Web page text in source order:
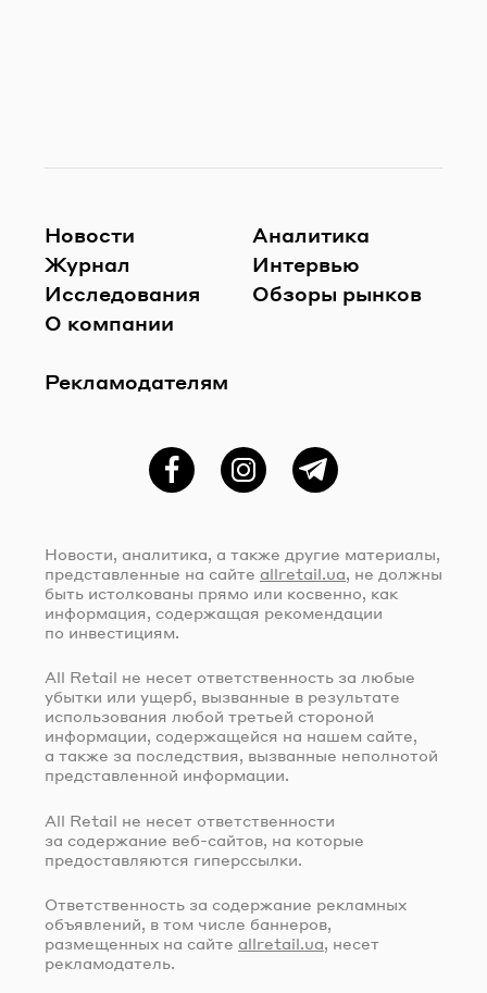
Новости
Журнал
Исследования
О компании
Рекламодателям
Аналитика
Интервью
Обзоры рынков
ФейсбукInstagramTelegram
Новости, аналитика, а также другие материалы,
представленные на сайте allretail.ua, не должны
быть истолкованы прямо или косвенно, как
информация, содержащая рекомендации
по инвестициям.
All Retail не несет ответственность за любые
убытки или ущерб, вызванные в результате
использования любой третьей стороной
информации, содержащейся на нашем сайте,
а также за последствия, вызванные неполнотой
представленной информации.
All Retail не несет ответственности
за содержание веб-сайтов , на которые
предоставляются гиперссылки.
Ответственность за содержание рекламных
объявлений, в том числе баннеров,
размещенных на сайте allretail.ua, несет
рекламодатель.